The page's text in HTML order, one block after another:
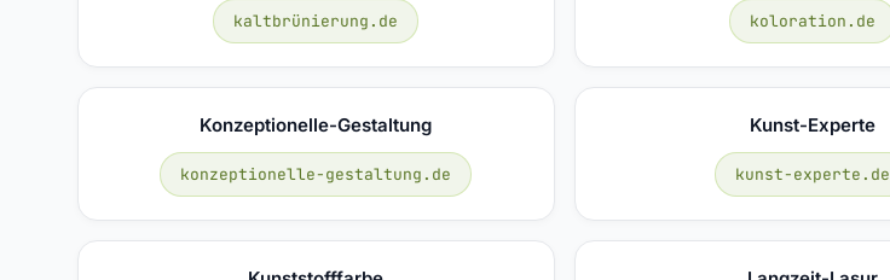
kaltbrünierung.de koloration.de
Konzeptionelle-Gestaltung
konzeptionelle-gestaltung.de
Kunst-Experte
kunst-experte.de